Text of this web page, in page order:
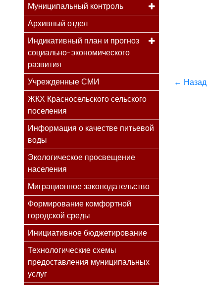
Муниципальный контроль
Архивный отдел
Индикативный план и прогноз
социально-экономического
развития
Учрежденные СМИ
ЖКХ Красносельского сельского
поселения
Информация о качестве питьевой
воды
Экологическое просвещение
населения
Миграционное законодательство
Формирование комфортной
городской среды
Инициативное бюджетирование
Технологические схемы
предоставления муниципальных
услуг
← Назад